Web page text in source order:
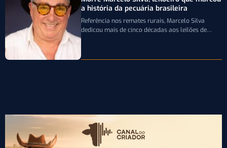
a história da pecuária brasileira
Referência nos remates rurais, Marcelo Silva
dedicou mais de cinco décadas aos leilões de